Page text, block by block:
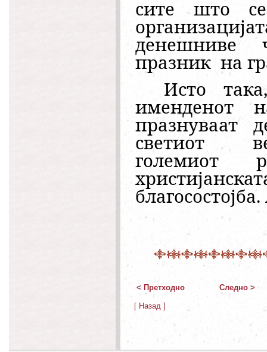
сите што
денешниве
празник на
Исто
именденот
празнуваат
светиот
големиот
< Претходно Следно >
[ Назад ]